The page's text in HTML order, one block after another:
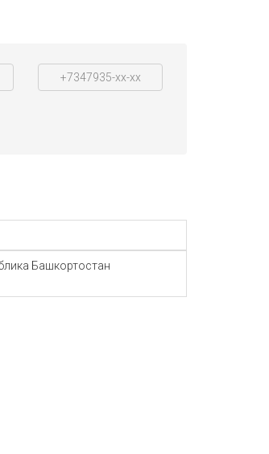
+7347935-xx-xx
Башкортостан